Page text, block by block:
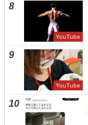
8
YouTube
9
YouTube
10